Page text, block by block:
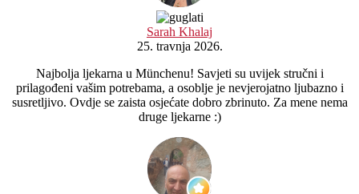
Sarah Khalaj
25. travnja 2026.
Najbolja ljekarna u Münchenu! Savjeti su uvijek stručni i
prilagođeni vašim potrebama, a osoblje je nevjerojatno ljubazno i
susretljivo. Ovdje se zaista osjećate dobro zbrinuto. Za mene nema
druge ljekarne :)